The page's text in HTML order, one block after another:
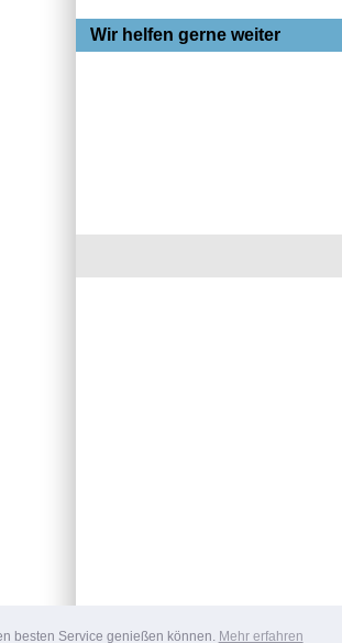
besten Service genießen können. Mehr erfahren
Wir helfen gerne weiter